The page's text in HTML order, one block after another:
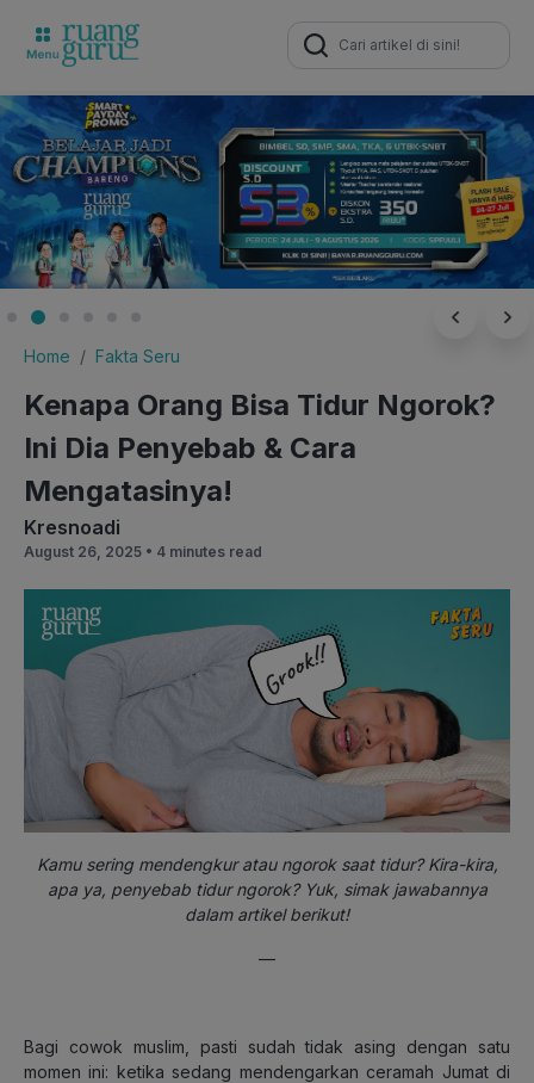
Search
for:
Home Fakta Seru
Kenapa Orang Bisa Tidur Ngorok?
Ini Dia Penyebab & Cara
Mengatasinya!
Kresnoadi
August 26, 2025 • 4 minutes read
Kamu sering mendengkur atau ngorok saat tidur? Kira-kira,
apa ya, penyebab tidur ngorok? Yuk, simak jawabannya
dalam artikel berikut!
—
Bagi cowok muslim, pasti sudah tidak asing dengan satu
momen ini: ketika sedang mendengarkan ceramah Jumat di